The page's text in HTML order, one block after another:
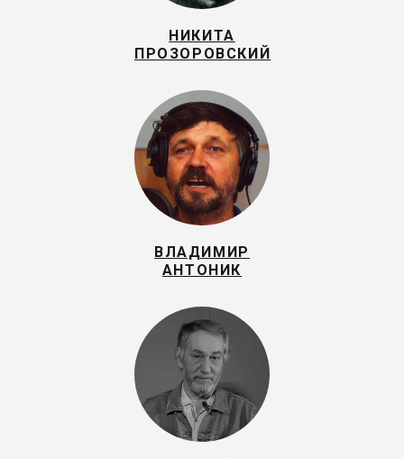
НИКИТА
ПРОЗОРОВСКИЙ
ВЛАДИМИР
АНТОНИК